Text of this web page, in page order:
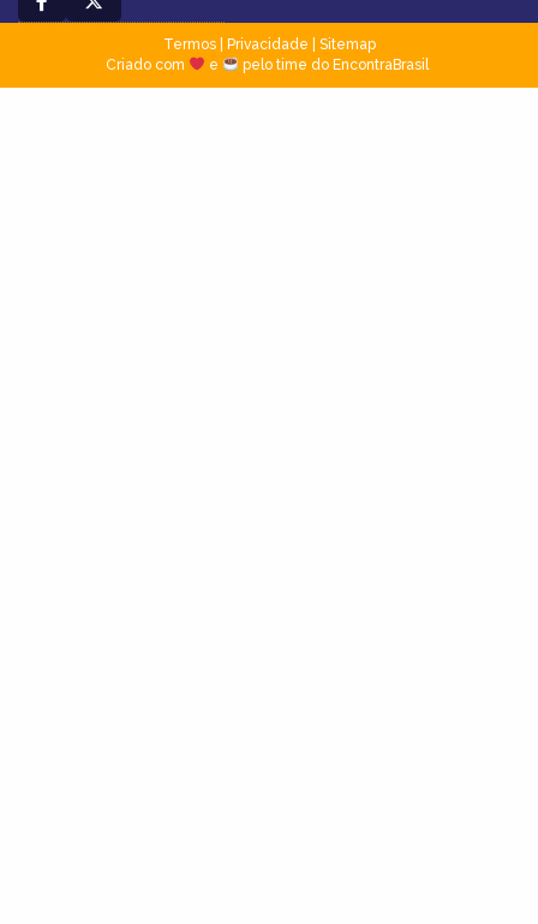
Termos| Privacidade
Sitemap
Criado com
e pelo time do EncontraBrasil